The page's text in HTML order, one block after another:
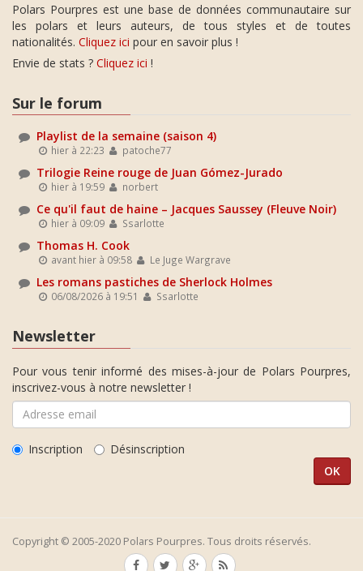
Polars Pourpres est une base de données communautaire sur
les polars et leurs auteurs, de tous styles et de toutes
nationalités. Cliquez ici pour en savoir plus !
Envie de stats ? Cliquez ici !
Sur le forum
Playlist de la semaine (saison 4)
hier à 22:23 patoche77
Trilogie Reine rouge de Juan Gómez-Jurado
hier à 19:59 norbert
Ce qu'il faut de haine – Jacques Saussey (Fleuve Noir)
hier à 09:09 Ssarlotte
Thomas H. Cook
avant hier à 09:58 Le Juge Wargrave
Les romans pastiches de Sherlock Holmes
06/08/2026 à 19:51 Ssarlotte
Newsletter
Pour vous tenir informé des mises-à-jour de Polars Pourpres,
inscrivez-vous à notre newsletter !
Inscription Désinscription
Copyright © 2005-2020 Polars Pourpres. Tous droits réservés.